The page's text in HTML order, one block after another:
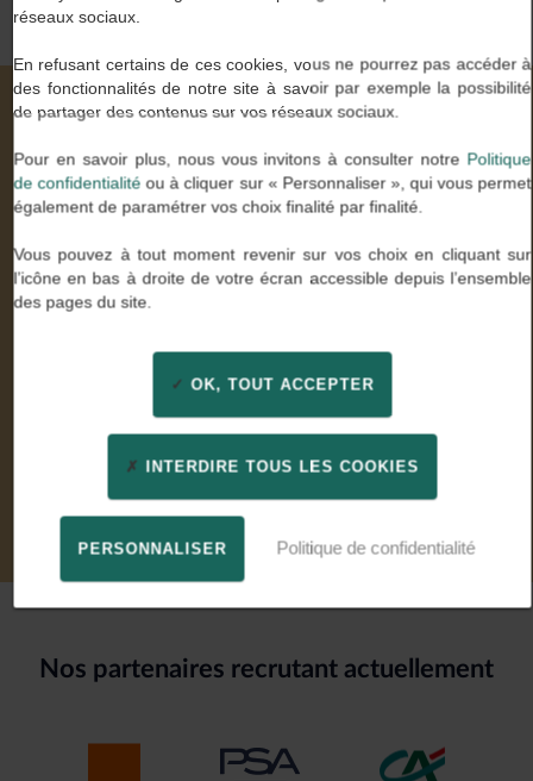
Nos valeurs à travers vos mots
Comptable général
« Enfin des consultants experts de mon métier qui ont
Nos partenaires recrutant actuellement
réseaux sociaux.
En refusant certains de ces cookies, vous ne pourrez pas accéder à
des fonctionnalités de notre site à savoir par exemple la possibilité
de partager des contenus sur vos réseaux sociaux.
Pour en savoir plus, nous vous invitons à consulter notre Politique
de confidentialité ou à cliquer sur « Personnaliser », qui vous permet
également de paramétrer vos choix finalité par finalité.
Vous pouvez à tout moment revenir sur vos choix en cliquant sur
l’icône en bas à droite de votre écran accessible depuis l’ensemble
des pages du site.
OK, TOUT ACCEPTER
INTERDIRE TOUS LES COOKIES
PERSONNALISER Politique de confidentialité